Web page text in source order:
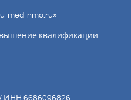
med-nmo.ru»
квалификации
ИНН 6686096826